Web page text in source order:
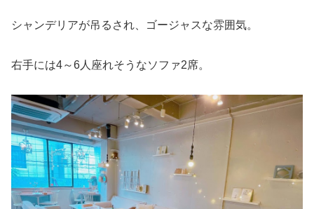
シャンデリアが吊るされ、ゴージャスな雰囲気。
右手には4～6人座れそうなソファ2席。